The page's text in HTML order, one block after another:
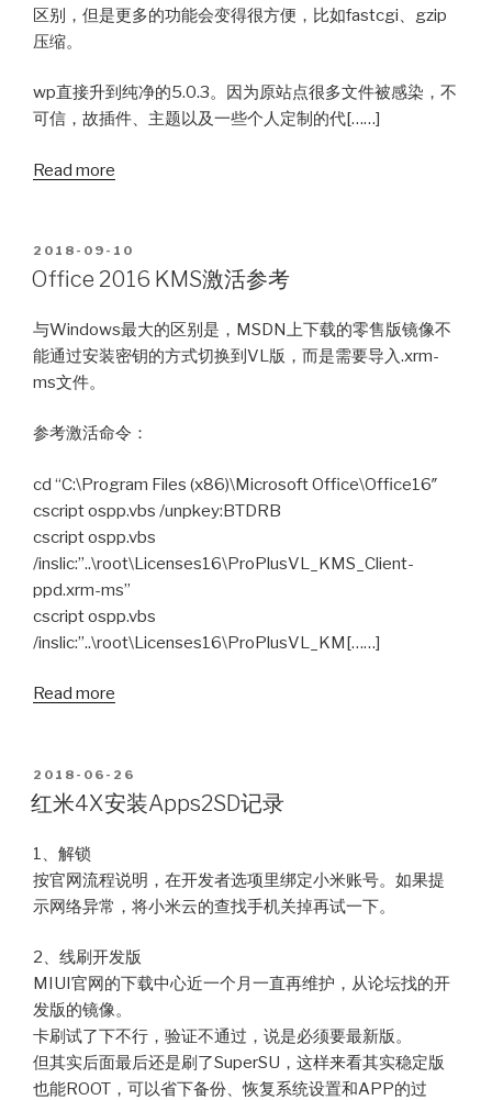
区别，但是更多的功能会变得很方便，比如fastcgi、gzip
压缩。
wp直接升到纯净的5.0.3。因为原站点很多文件被感染，不
可信，故插件、主题以及一些个人定制的代[……]
Read more
POSTED
ON
2018-09-10
Office 2016 KMS激活参考
与Windows最大的区别是，MSDN上下载的零售版镜像不
能通过安装密钥的方式切换到VL版，而是需要导入.xrm-
ms文件。
参考激活命令：
cd “C:\Program Files (x86)\Microsoft Office\Office16″
cscript ospp.vbs /unpkey:BTDRB
cscript ospp.vbs
/inslic:”..\root\Licenses16\ProPlusVL_KMS_Client-
ppd.xrm-ms”
cscript ospp.vbs
/inslic:”..\root\Licenses16\ProPlusVL_KM[……]
Read more
POSTED
ON
2018-06-26
红米4X安装Apps2SD记录
1、解锁
按官网流程说明，在开发者选项里绑定小米账号。如果提
示网络异常，将小米云的查找手机关掉再试一下。
2、线刷开发版
MIUI官网的下载中心近一个月一直再维护，从论坛找的开
发版的镜像。
卡刷试了下不行，验证不通过，说是必须要最新版。
但其实后面最后还是刷了SuperSU，这样来看其实稳定版
也能ROOT，可以省下备份、恢复系统设置和APP的过